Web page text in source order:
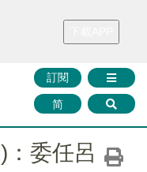
財華證券 媒體矩陣
訂閱
简
委任呂